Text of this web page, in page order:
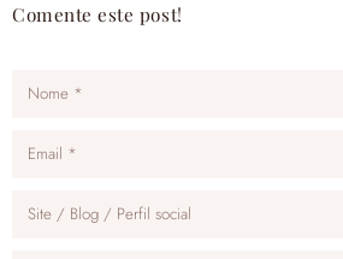
Comente este post!